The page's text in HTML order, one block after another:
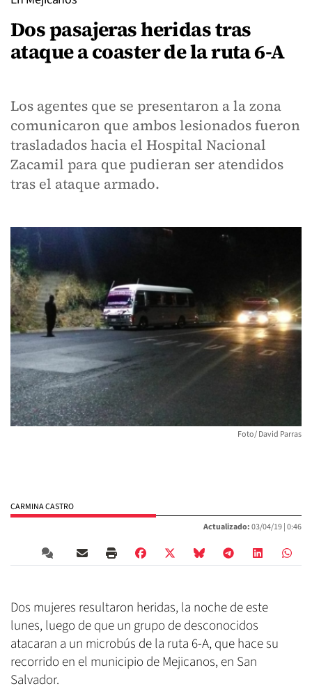
Dos pasajeras heridas tras
ataque a coaster de la ruta 6-A
Los agentes que se presentaron a la zona
comunicaron que ambos lesionados fueron
trasladados hacia el Hospital Nacional
Zacamil para que pudieran ser atendidos
tras el ataque armado.
Foto/ David Parras
CARMINA CASTRO
Actualizado:03/04/19 |0:46
Dos mujeres resultaron heridas, la noche de este
lunes, luego de que un grupo de desconocidos
atacaran a un microbús de la ruta 6-A, que hace su
recorrido en el municipio de Mejicanos, en San
Salvador.